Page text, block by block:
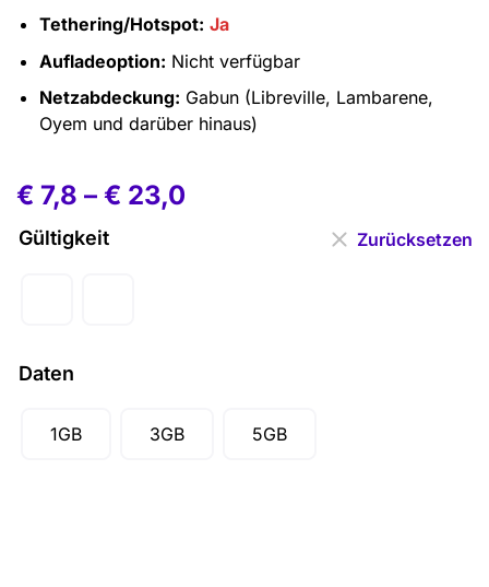
Tethering/Hotspot: Ja
Aufladeoption: Nicht verfügbar
Netzabdeckung: Gabun (Libreville, Lambarene,
Oyem und darüber hinaus)
€ 7,8 – € 23,0
Gültigkeit
Daten
1GB 3GB 5GB
Zurücksetzen